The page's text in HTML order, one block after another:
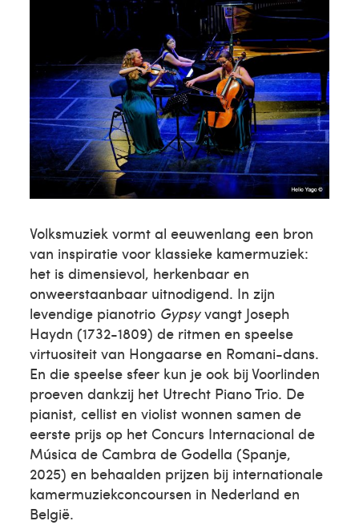
Volksmuziek vormt al eeuwenlang een bron
van inspiratie voor klassieke kamermuziek:
het is dimensievol, herkenbaar en
onweerstaanbaar uitnodigend. In zijn
levendige pianotrio Gypsyvangt Joseph
Haydn (1732-1809) de ritmen en speelse
virtuositeit van Hongaarse en Romani-dans.
En die speelse sfeer kun je ook bij Voorlinden
proeven dankzij het Utrecht Piano Trio. De
pianist, cellist en violist wonnen samen de
eerste prijs op het Concurs Internacional de
Música de Cambra de Godella (Spanje,
2025) en behaalden prijzen bij internationale
kamermuziekconcoursen in Nederland en
België.